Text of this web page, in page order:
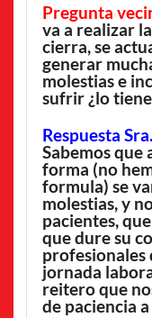
Pregunta
va a realizar
cierra, se
generar
molestias e
sufrir ¿lo
Respuesta
Sabemos que
forma (no
formula) se
molestias, y
pacientes,
que dure su
profesionales
jornada
reitero que
de paciencia